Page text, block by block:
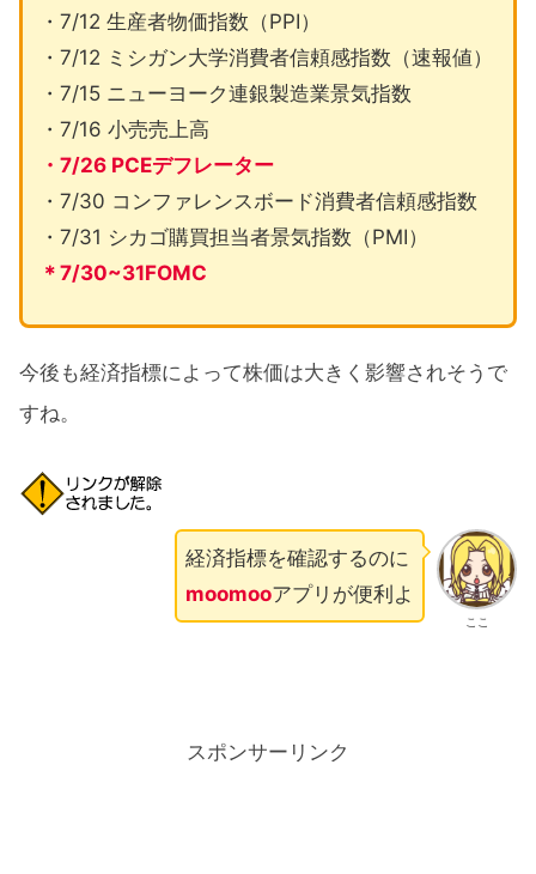
・7/12 生産者物価指数（PPI）
・7/12 ミシガン大学消費者信頼感指数（速報値）
・7/15 ニューヨーク連銀製造業景気指数
・7/16 小売売上高
・7/26 PCEデフレーター
・7/30 コンファレンスボード消費者信頼感指数
・7/31 シカゴ購買担当者景気指数（PMI）
＊7/30~31FOMC
今後も経済指標によって株価は大きく影響されそうで
すね。
ここ
経済指標を確認するのに
moomooアプリが便利よ
スポンサーリンク